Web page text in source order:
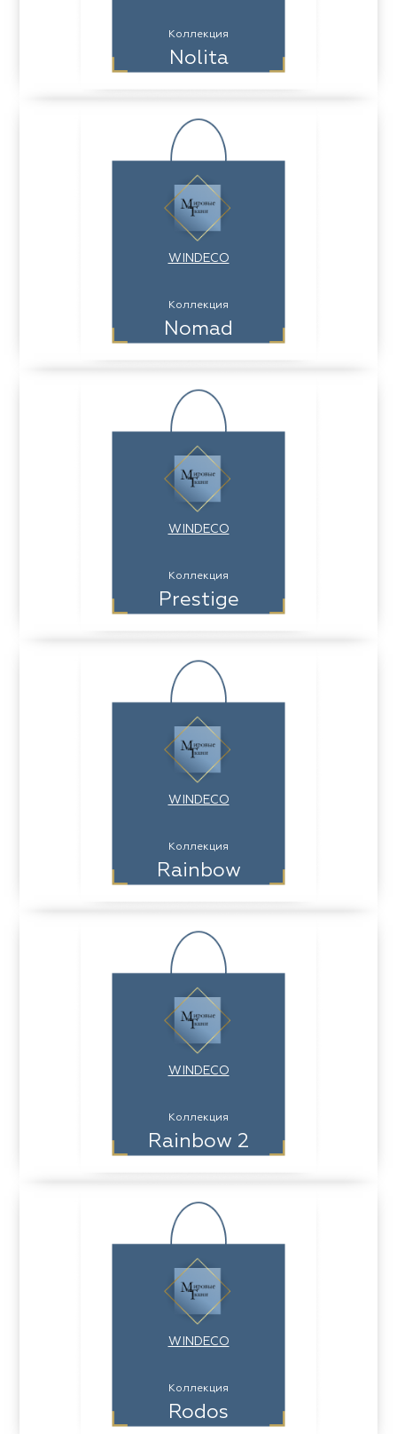
Коллекция
Nolita
WINDECO
Коллекция
Nomad
WINDECO
Коллекция
Prestige
WINDECO
Коллекция
Rainbow
WINDECO
Коллекция
Rainbow 2
WINDECO
Коллекция
Rodos